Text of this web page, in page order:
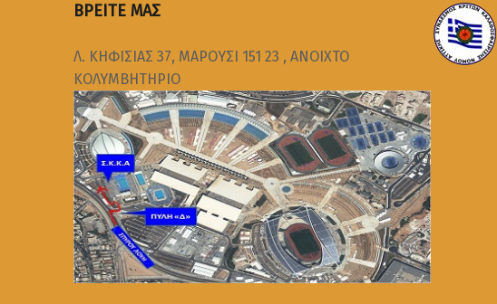
ΒΡΕΙΤΕ ΜΑΣ
Λ. ΚΗΦΙΣΙΑΣ 37, ΜΑΡΟΥΣΙ 151 23 , ΑΝΟΙΧΤΟ
ΚΟΛΥΜΒΗΤΗΡΙΟ